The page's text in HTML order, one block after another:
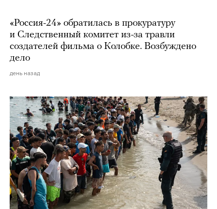
«Россия-24» обратилась в прокуратуру
и Следственный комитет из-за травли
создателей фильма о Колобке. Возбуждено
дело
день назад